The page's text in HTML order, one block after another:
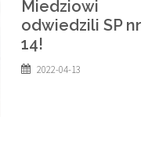
Miedziowi
odwiedzili SP nr
14!
2022-04-13